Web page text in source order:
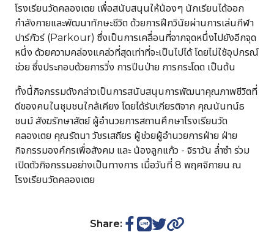
โรงเรียนวัดคลองเตย เพื่อสนับสนุนให้น้องๆ นักเรียนได้ออก
กำลังกายและพัฒนาทักษะชีวิต ด้วยการฝึกวินัยผ่านการเล่นกีฬา
ปาร์กัวร์ (Parkour) ซึ่งเป็นการเคลื่อนที่จากจุดหนึ่งไปยังอีกจุด
หนึ่ง ด้วยความคล่องแคล่วที่สุดเท่าที่จะเป็นไปได้ โดยไม่ใช้อุปกรณ์
ช่วย ซึ่งประกอบด้วยการวิ่ง การปีนป่าย การกระโดด เป็นต้น
ทั้งนี้กิจกรรมดังกล่าวเป็นการสนับสนุนการพัฒนาคุณภาพชีวิตที่
ดีของคนในชุมชนใกล้เคียง โดยได้รับเกียรติจาก คุณนันทน์ธ
ชนม์ สังฆรักษาสัตย์ ผู้อำนวยการสถานศึกษาโรงเรียนวัด
คลองเตย คุณรัตนา วัชรเสถียร ผู้ช่วยผู้อำนวยการฝ่าย ฝ่าย
กิจกรรมองค์กรเพื่อสังคม และ น้องลูกแก้ว - จิราวัน ล่ำซำ ร่วม
เปิดตัวกิจกรรมอย่างเป็นทางการ เมื่อวันที่ 8 พฤศจิกายน ณ
โรงเรียนวัดคลองเตย
Share: